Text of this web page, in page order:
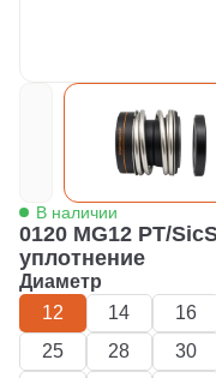
В наличии
0120 MG12 PT/
уплотнение
Диаметр
12
14 16
25
28 30